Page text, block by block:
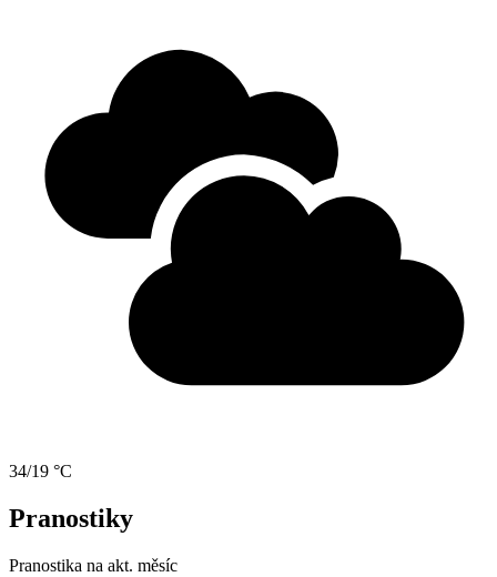
34/19 °C
Pranostiky
Pranostika na akt. měsíc